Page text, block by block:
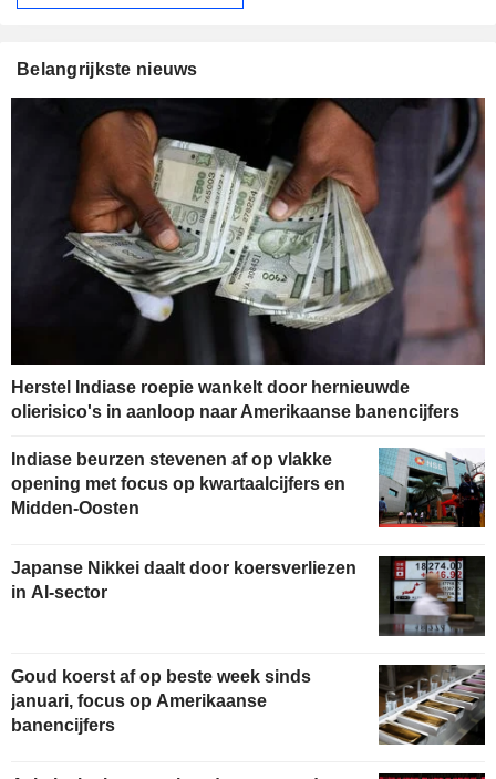
Belangrijkste nieuws
Herstel Indiase roepie wankelt door hernieuwde
olierisico's in aanloop naar Amerikaanse banencijfers
Indiase beurzen stevenen af op vlakke
opening met focus op kwartaalcijfers en
Midden-Oosten
Japanse Nikkei daalt door koersverliezen
in AI-sector
Goud koerst af op beste week sinds
januari, focus op Amerikaanse
banencijfers